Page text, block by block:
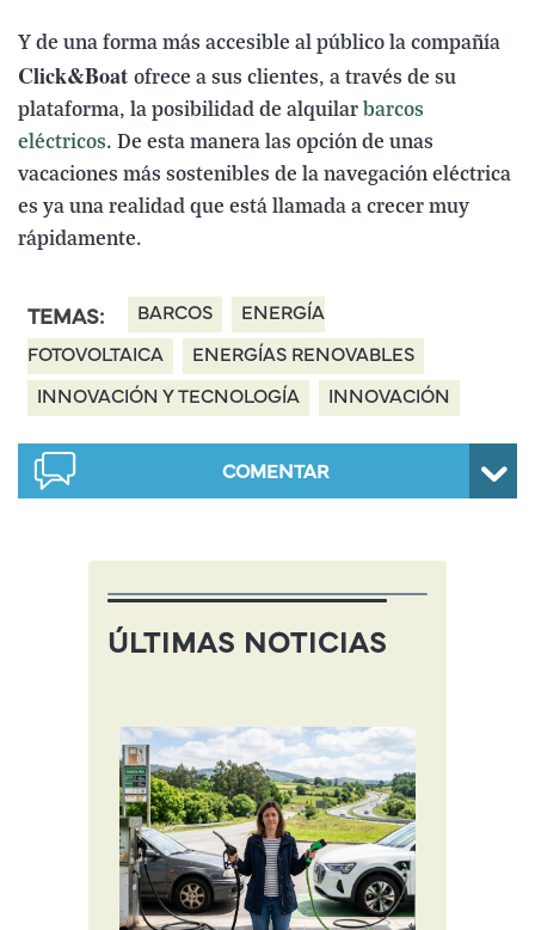
Y de una forma más accesible al público la compañía
Click&Boat ofrece a sus clientes, a través de su
plataforma, la posibilidad de alquilar barcos
eléctricos. De esta manera las opción de unas
vacaciones más sostenibles de la navegación eléctrica
es ya una realidad que está llamada a crecer muy
rápidamente.
TEMAS: BARCOS ENERGÍA
FOTOVOLTAICA ENERGÍAS RENOVABLES
INNOVACIÓN Y TECNOLOGÍA INNOVACIÓN
COMENTAR
ÚLTIMAS NOTICIAS